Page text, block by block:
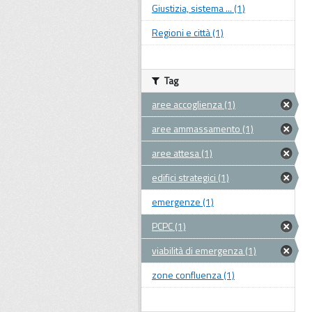
Giustizia, sistema ... (1)
Regioni e città (1)
Tag
aree accoglienza (1)
aree ammassamento (1)
aree attesa (1)
edifici strategici (1)
emergenze (1)
PCPC (1)
viabilità di emergenza (1)
zone confluenza (1)